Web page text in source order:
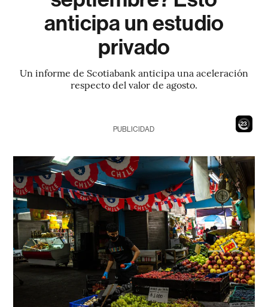
anticipa un estudio
privado
Un informe de Scotiabank anticipa una aceleración
respecto del valor de agosto.
22
PUBLICIDAD